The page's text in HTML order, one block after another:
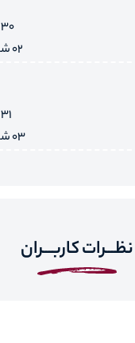
30 مرداد 1405
02 شهریور 1405
31 مرداد 1405
03 شهریور 1405
نظـــرات کاربـــران